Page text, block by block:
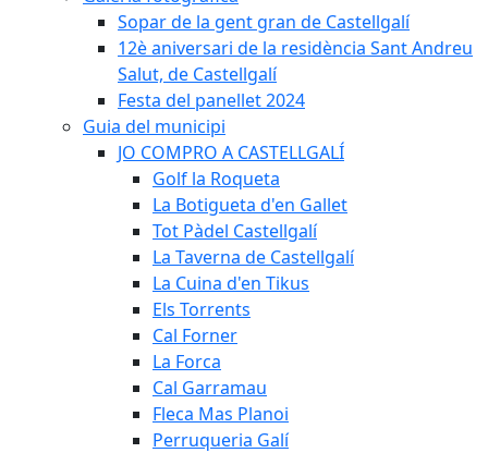
Sopar de la gent gran de Castellgalí
12è aniversari de la residència Sant Andreu
Salut, de Castellgalí
Festa del panellet 2024
Guia del municipi
JO COMPRO A CASTELLGALÍ
Golf la Roqueta
La Botigueta d'en Gallet
Tot Pàdel Castellgalí
La Taverna de Castellgalí
La Cuina d'en Tikus
Els Torrents
Cal Forner
La Forca
Cal Garramau
Fleca Mas Planoi
Perruqueria Galí